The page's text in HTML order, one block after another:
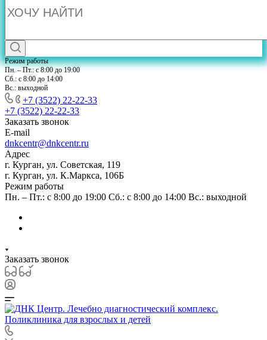
Режим работы
Пн. – Пт.: с 8:00 до 19:00
Сб.: с 8:00 до 14:00
Вс.: выходной
+7 (3522) 22-22-33
+7 (3522) 22-22-33
Заказать звонок
E-mail
dnkcentr@dnkcentr.ru
Адрес
г. Курган, ул. Советская, 119
г. Курган, ул. К.Маркса, 106Б
Режим работы
Пн. – Пт.: с 8:00 до 19:00 Сб.: с 8:00 до 14:00 Вс.: выходной
Заказать звонок